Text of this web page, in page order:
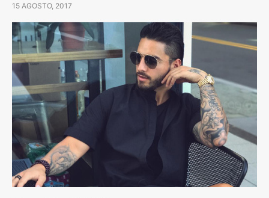
15 AGOSTO, 2017